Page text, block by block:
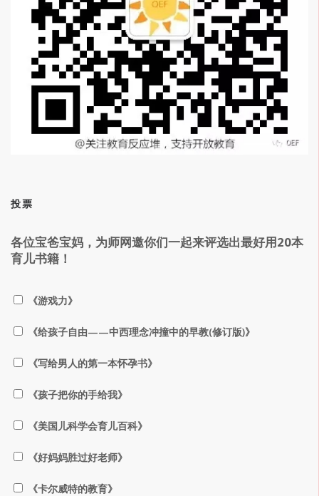
投票
各位宝爸宝妈，为师网邀你们一起来评选出最好用20本
育儿书籍！
《游戏力》
《给孩子自由——中西理念冲撞中的早教(修订版)》
《写给男人的第一本怀孕书》
《孩子把你的手给我》
《美国儿科学会育儿百科》
《好妈妈胜过好老师》
《卡尔威特的教育》